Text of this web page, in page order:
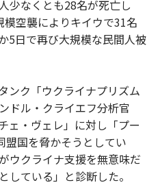
少なくとも28名が死亡し
空襲によりキイウで31名
5日で再び大規模な民間人被
ンク「ウクライナプリズム
ドル・クライエフ分析官
ェ・ヴェレ」に対し「プー
盟国を脅かそうとしてい
ウクライナ支援を無意味だ
している」と診断した。